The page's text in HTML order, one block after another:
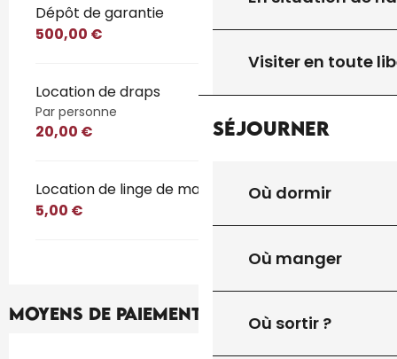
Visiter en toute
Séjourner
Où dormir
Où manger
Où sortir ?
Dépôt de garantie
500,00 €
Location de draps
Par personne
20,00 €
Location de linge de maison
5,00 €
Moyens de paiement